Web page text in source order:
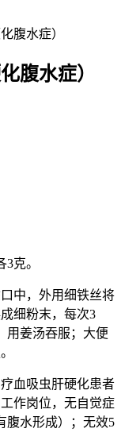
腹水症）
腹水症）
3克。
中，外用细铁丝将
细粉末，每次3
用姜汤吞服；大便
血吸虫肝硬化患者
作岗位，无自觉症
腹水形成）；无效5